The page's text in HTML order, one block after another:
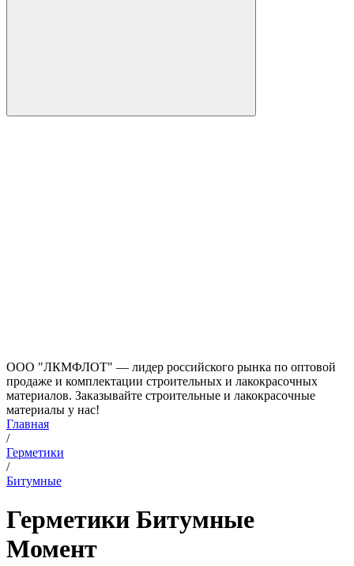
ООО "ЛКМФЛОТ" — лидер российского рынка по оптовой
продаже и комплектации строительных и лакокрасочных
материалов. Заказывайте строительные и лакокрасочные
материалы у нас!
Главная
/
Герметики
/
Битумные
Герметики Битумные
Момент